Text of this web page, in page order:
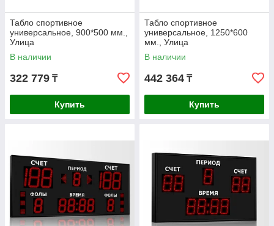
Табло спортивное
универсальное, 900*500 мм.,
Улица
В наличии
322 779 ₸
Купить
Табло спортивное
универсальное, 1250*600
мм., Улица
В наличии
442 364 ₸
Купить